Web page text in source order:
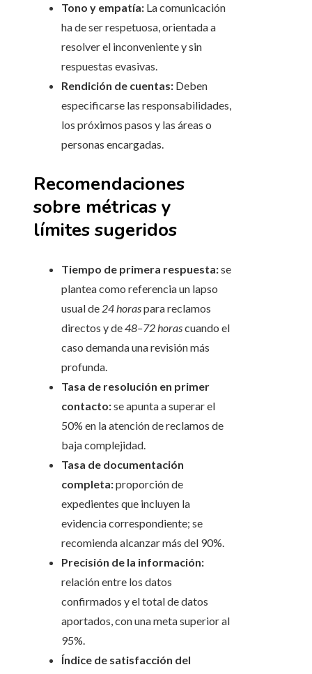
Tono y empatía: La comunicación
ha de ser respetuosa, orientada a
resolver el inconveniente y sin
respuestas evasivas.
Rendición de cuentas: Deben
especificarse las responsabilidades,
los próximos pasos y las áreas o
personas encargadas.
Recomendaciones
sobre métricas y
límites sugeridos
Tiempo de primera respuesta:se
plantea como referencia un lapso
usual de 24 horaspara reclamos
directos y de48–72 horascuando el
caso demanda una revisión más
profunda.
Tasa de resolución en primer
contacto:se apunta a superar el
50% en la atención de reclamos de
baja complejidad.
Tasa de documentación
completa:proporción de
expedientes que incluyen la
evidencia correspondiente; se
recomienda alcanzar más del 90%.
Precisión de la información:
relación entre los datos
confirmados y el total de datos
aportados, con una meta superior al
95%.
Índice de satisfacción del